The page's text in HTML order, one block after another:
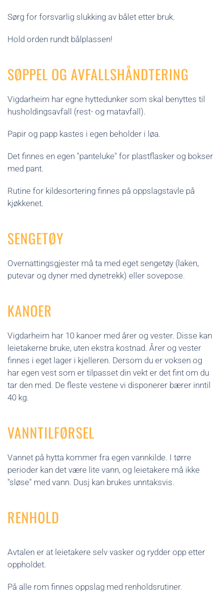
Sørg for forsvarlig slukking av bålet etter bruk.
Hold orden rundt bålplassen!
SØPPEL OG AVFALLSHÅNDTERING
Vigdarheim har egne hyttedunker som skal benyttes til
husholdingsavfall (rest- og matavfall).
Papir og papp kastes i egen beholder i løa.
Det finnes en egen "panteluke" for plastflasker og bokser
med pant.
Rutine for kildesortering finnes på oppslagstavle på
kjøkkenet.
SENGETØY
Overnattingsgjester må ta med eget sengetøy (laken,
putevar og dyner med dynetrekk) eller sovepose.
KANOER
Vigdarheim har 10 kanoer med årer og vester. Disse kan
leietakerne bruke, uten ekstra kostnad. Årer og vester
finnes i eget lager i kjelleren. Dersom du er voksen og
har egen vest som er tilpasset din vekt er det fint om du
tar den med. De fleste vestene vi disponerer bærer inntil
40 kg.
VANNTILFØRSEL
Vannet på hytta kommer fra egen vannkilde. I tørre
perioder kan det være lite vann, og leietakere må ikke
"sløse" med vann. Dusj kan brukes unntaksvis.
RENHOLD
Avtalen er at leietakere selv vasker og rydder opp etter
oppholdet.
På alle rom finnes oppslag med renholdsrutiner.